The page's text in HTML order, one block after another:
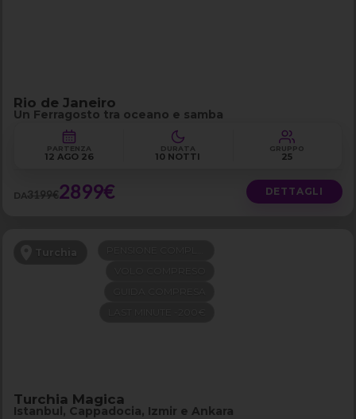
Rio de Janeiro
Un Ferragosto tra oceano e samba
PARTENZA
12 AGO 26
DURATA
10 NOTTI
GRUPPO
25
DA3199€2899€ DETTAGLI
Turchia
Turchia Magica
Istanbul, Cappadocia, Izmir e Ankara